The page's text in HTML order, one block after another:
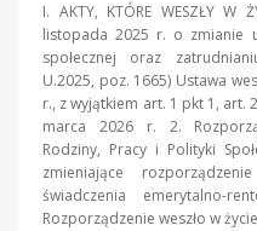
I. AKTY, KTÓRE WESZŁY
listopada 2025 r. o zmianie
społecznej oraz
U.2025, poz. 1665) Ustawa
r., z wyjątkiem art. 1 pkt 1, art.
marca 2026 r. 2.
Rodziny, Pracy i Polityki
zmieniające
świadczenia emerytalno-
Rozporządzenie weszło w